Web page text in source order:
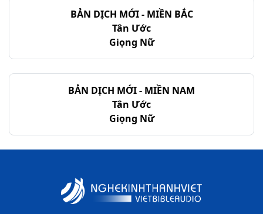
BẢN DỊCH MỚI - MIỀN BẮC
Tân Ước
Giọng Nữ
BẢN DỊCH MỚI - MIỀN NAM
Tân Ước
Giọng Nữ